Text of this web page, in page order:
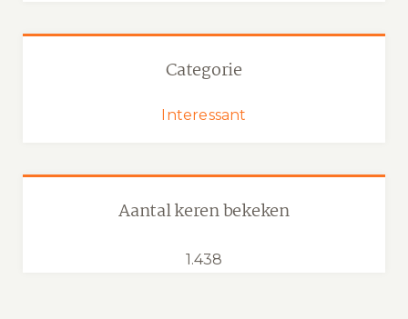
Categorie
Interessant
Aantal keren bekeken
1.438